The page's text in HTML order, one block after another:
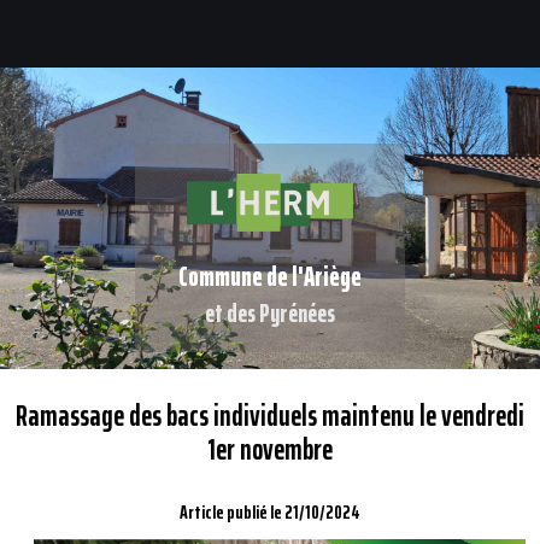
Commune de l'Ariège
et des Pyrénées
Ramassage des bacs individuels maintenu le vendredi
1er novembre
Article publié le 21/10/2024